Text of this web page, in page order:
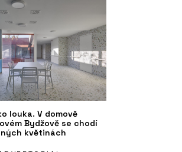
louka. V domově
Bydžově se chodí
květinách